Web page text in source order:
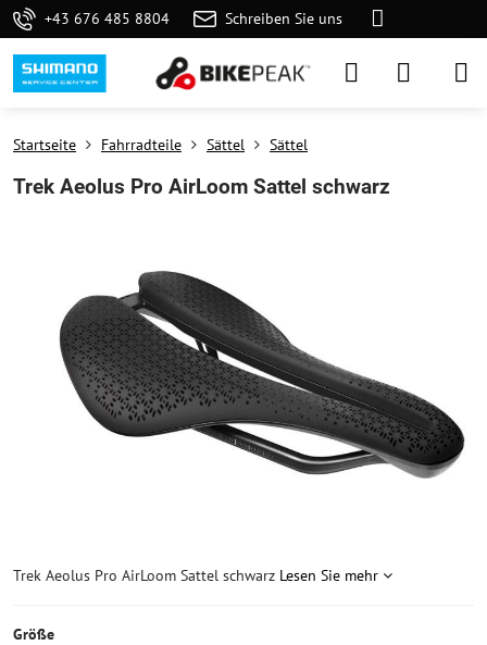
+43 676 485 8804 Schreiben Sie uns
Startseite Fahrradteile Sättel Sättel
Trek Aeolus Pro AirLoom Sattel schwarz
Trek Aeolus Pro AirLoom Sattel schwarz Lesen Sie mehr
Größe